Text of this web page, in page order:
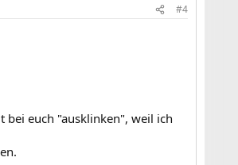
#4
bei euch "ausklinken", weil ich